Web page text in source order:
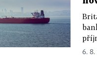
6. 8.